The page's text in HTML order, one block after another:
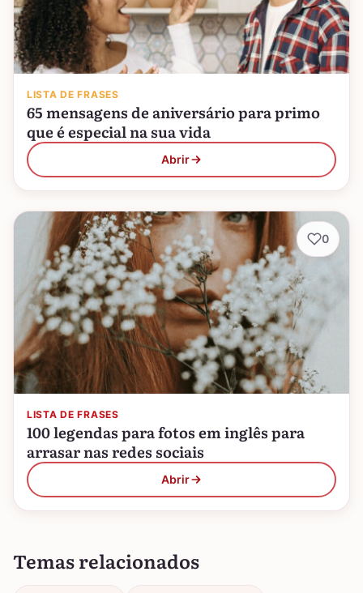
LISTA DE FRASES
65 mensagens de aniversário para primo
que é especial na sua vida
Abrir
LISTA DE FRASES
100 legendas para fotos em inglês para
arrasar nas redes sociais
Abrir
0
Temas relacionados